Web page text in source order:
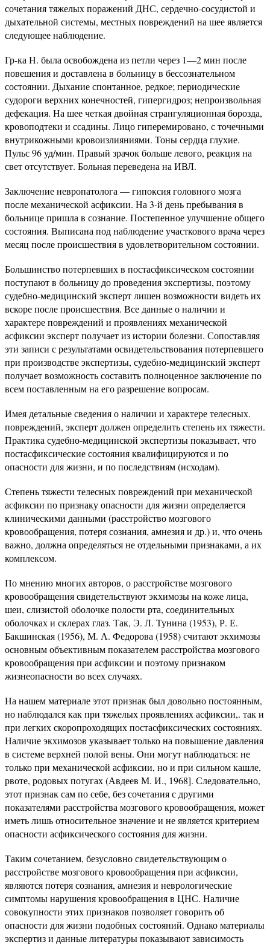
сочетания тяжелых поражений ДНС, сердечно-сосудистой и
дыхательной системы, местных повреждений на шее является
следующее наблюдение.
Гр-ка Н. была освобождена из петли через 1—2 мин после
повешения и доставлена в больницу в бессознательном
состоянии. Дыхание спонтанное, редкое; периодические
судороги верхних конечностей, гипергидроз; непроизвольная
дефекация. На шее четкая двойная странгуляционная борозда,
кровоподтеки и ссадины. Лицо гиперемировано, с точечными
внутрикожными кровоизлияниями. Тоны сердца глухие.
Пульс 96 уд/мин. Правый зрачок больше левого, реакция на
свет отсутствует. Больная переведена на ИВЛ.
Заключение невропатолога — гипоксия головного мозга
после механической асфиксии. На 3-й день пребывания в
больнице пришла в сознание. Постепенное улучшение общего
состояния. Выписана под наблюдение участкового врача через
месяц после происшествия в удовлетворительном состоянии.
Большинство потерпевших в постасфиксическом состоянии
поступают в больницу до проведения экспертизы, поэтому
судебно-медицинский эксперт лишен возможности видеть их
вскоре после происшествия. Все данные о наличии и
характере повреждений и проявлениях механической
асфиксии эксперт получает из истории болезни. Сопоставляя
эти записи с результатами освидетельствования потерпевшего
при производстве экспертизы, судебно-медицинский эксперт
получает возможность составить полноценное заключение по
всем поставленным на его разрешение вопросам.
Имея детальные сведения о наличии и характере телесных.
повреждений, эксперт должен определить степень их тяжести.
Практика судебно-медицинской экспертизы показывает, что
постасфиксические состояния квалифицируются и по
опасности для жизни, и по последствиям (исходам).
Степень тяжести телесных повреждений при механической
асфиксии по признаку опасности для жизни определяется
клиническими данными (расстройство мозгового
кровообращения, потеря сознания, амнезия и др.) и, что очень
важно, должна определяться не отдельными признаками, а их
комплексом.
По мнению многих авторов, о расстройстве мозгового
кровообращения свидетельствуют экхимозы на коже лица,
шеи, слизистой оболочке полости рта, соединительных
оболочках и склерах глаз. Так, Э. Л. Тунина (1953), Р. Е.
Бакшинская (1956), М. А. Федорова (1958) считают экхимозы
основным объективным показателем расстройства мозгового
кровообращения при асфиксии и поэтому признаком
жизнеопасности во всех случаях.
На нашем материале этот признак был довольно постоянным,
но наблюдался как при тяжелых проявлениях асфиксии,. так и
при легких скоропроходящих постасфиксических состояниях.
Наличие экхимозов указывает только на повышение давления
в системе верхней полой вены. Они могут наблюдаться: не
только при механической асфиксии, но и при сильном кашле,
рвоте, родовых потугах (Авдеев М. И., 1968]. Следовательно,
этот признак сам по себе, без сочетания с другими
показателями расстройства мозгового кровообращения, может
иметь лишь относительное значение и не является критерием
опасности асфиксического состояния для жизни.
Таким сочетанием, безусловно свидетельствующим о
расстройстве мозгового кровообращения при асфиксии,
являются потеря сознания, амнезия и неврологические
симптомы нарушения кровообращения в ЦНС. Наличие
совокупности этих признаков позволяет говорить об
опасности для жизни подобных состояний. Однако материалы
экспертиз и данные литературы показывают зависимость